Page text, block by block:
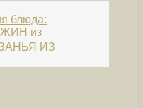
блюда:
из
ИЗ